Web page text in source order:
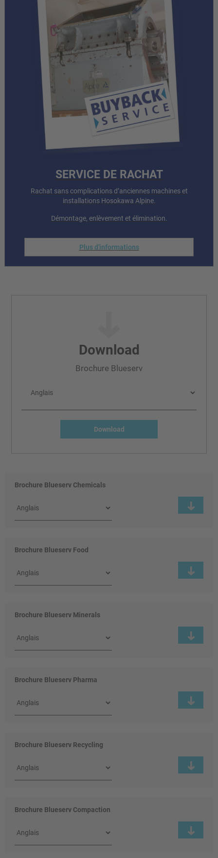
SERVICE DE RACHAT
Rachat sans complications d’anciennes machines et
installations Hosokawa Alpine.
Démontage, enlèvement et élimination.
Plus d'informations
Download
Brochure Blueserv
Download
Brochure Blueserv Chemicals
Brochure Blueserv Food
Brochure Blueserv Minerals
Brochure Blueserv Pharma
Brochure Blueserv Recycling
Brochure Blueserv Compaction